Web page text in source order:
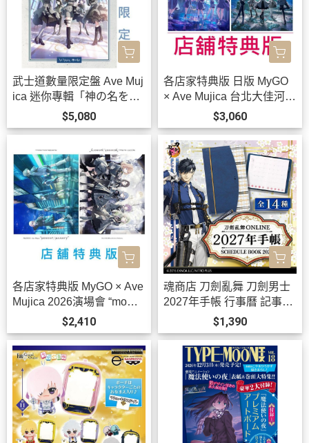
武士道數量限定盤 Ave Muj
ica 迷你專輯「神の名を」
BanG Dream! *10/21發售!
$5,080
各店家特典版 日版 MyGO
× Ave Mujica 台北大佳河濱
公園 追加公演 2026演唱會
藍光BD BanG Dream! *1/2
7發售! 早期1202截止
$3,060
各店家特典版 MyGO × Ave
Mujica 2026演場會 “mome
nt / memory” 藍光BD 特裝
盤 BanG Dream! *9/30發
售!
$2,410
魂商店 刀劍亂舞 刀劍男士
2027年手帳 行事曆 記事本
全14種可選 *12月發售!
$1,390